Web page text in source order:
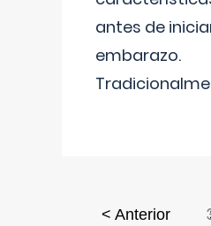
antes de
embarazo.
< Anterior